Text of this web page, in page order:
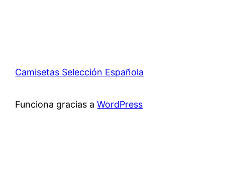
Camisetas Selección Española
Funciona gracias aWordPress